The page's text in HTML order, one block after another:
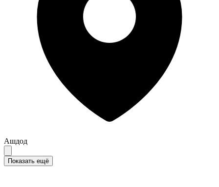
Ашдод
Показать ещё